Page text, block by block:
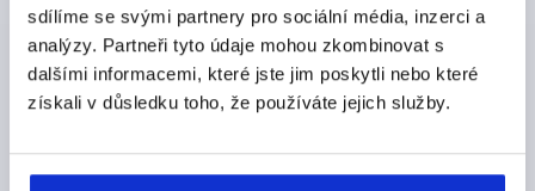
sdílíme se svými partnery pro sociální média, inzerci a
analýzy. Partneři tyto údaje mohou zkombinovat s
dalšími informacemi, které jste jim poskytli nebo které
získali v důsledku toho, že používáte jejich služby.
K1560